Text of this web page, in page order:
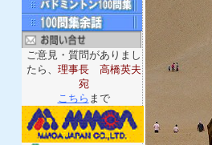
ご意見・質問がありまし
たら、 理事長 高橋英夫
宛
こちら まで